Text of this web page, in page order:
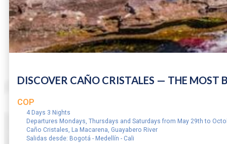
DISCOVER CAÑO CRISTALES — THE MOST
COP
4 Days 3 Nights
Departures Mondays, Thursdays and Saturdays from May 29th to
Caño Cristales, La Macarena, Guayabero River
Salidas desde: Bogotá - Medellín - Cali